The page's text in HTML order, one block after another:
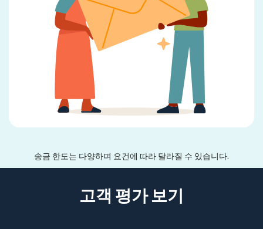
송금 한도는 다양하며 요건에 따라 달라질 수 있습니다.
고객 평가 보기